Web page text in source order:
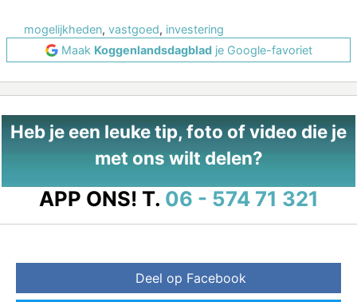
mogelijkheden, vastgoed, investering
Maak Koggenlandsdagbladje Google-favoriet
Heb je een leuke tip, foto of video die je
met ons wilt delen?
APP ONS! T. 06 - 574 71 321
Deel op Facebook